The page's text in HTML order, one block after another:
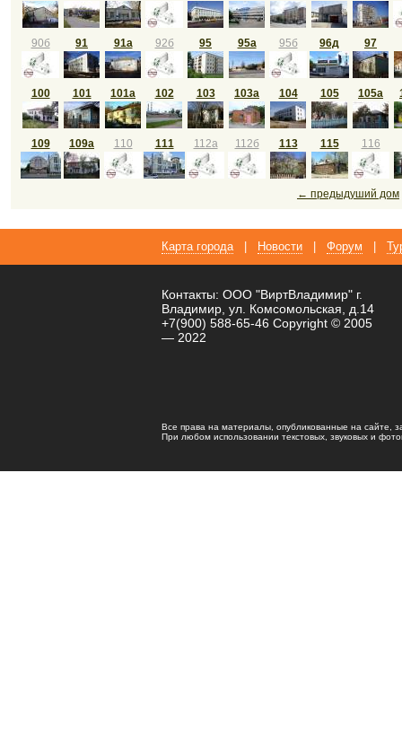
90б 91 91а 92б 95 95а 95б 96д 97
100 101 101а 102 103 103а 104 105 105а
109 109а 110 111 112а 112б 113 115 116
← предыдуший дом
Карта города Новости Форум
Контакты: ООО "ВиртВладимир" г.
Владимир, ул. Комсомольская, д.14
+7(900) 588-65-46 Copyright © 2005
— 2022
Все права на материалы, опубликованные на сайте,
При любом использовании текстовых, звуковых и